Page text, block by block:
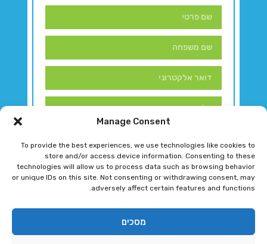
Manage Consent
To provide the best experiences, we use technologies like cookies to
store and/or access device information. Consenting to these
technologies will allow us to process data such as browsing behavior
or unique IDs on this site. Not consenting or withdrawing consent, may
adversely affect certain features and functions.
מסכים